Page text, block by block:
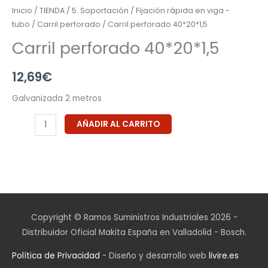
Inicio / TIENDA / 5. Soportación / Fijación rápida en viga -
tubo / Carril perforado / Carril perforado 40*20*1,5
Carril perforado 40*20*1,5
12,69€
Galvanizada 2 metros
AÑADIR AL CARRITO
Copyright © Ramos Suministros Industriales 2026 -
Distribuidor Oficial Makita España en Valladolid - Bosch.
Política de Privacidad - Diseño y desarrollo web livire.es